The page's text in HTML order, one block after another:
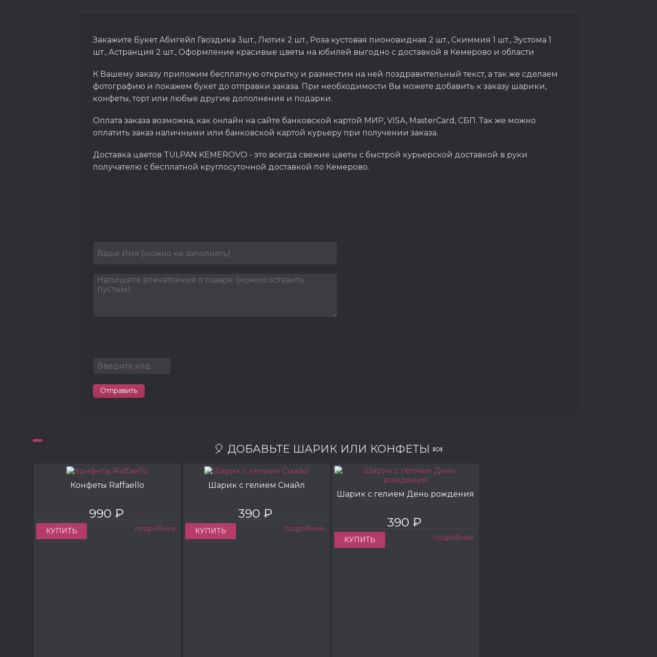
Закажите Букет Абигейл Гвоздика 3шт., Лютик 2 шт., Роза кустовая пионовидная 2 шт., Скиммия 1 шт., Эустома 1
шт., Астранция 2 шт., Оформление красивые цветы на юбилей выгодно с доставкой в Кемерово и области
К Вашему заказу приложим бесплатную открытку и разместим на ней поздравительный текст, а так же сделаем
фотографию и покажем букет до отправки заказа. При необходимости Вы можете добавить к заказу шарики,
конфеты, торт или любые другие дополнения и подарки.
Оплата заказа возможна, как онлайн на сайте банковской картой МИР, VISA, MasterCard, СБП. Так же можно
оплатить заказ наличными или банковской картой курьеру при получении заказа.
Доставка цветов TULPAN KEMEROVO - это всегда свежие цветы с быстрой курьерской доставкой в руки
получателю с бесплатной круглосуточной доставкой по Кемерово.
Отправить
🎈 ДОБАВЬТЕ ШАРИК ИЛИ КОНФЕТЫ 🍬
Конфеты Raffaello
990 ₽
КУПИТЬ подробнее
Шарик с гелием Смайл
390 ₽
КУПИТЬ подробнее
Шарик с гелием День рождения
390 ₽
КУПИТЬ подробнее